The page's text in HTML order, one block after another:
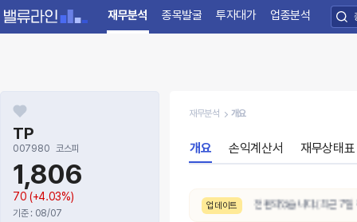
재무분석 종목발굴 투자대가 업종분석
TP
007980 코스피
1,806
70 (+4.03%)
기준 : 08/07
재무분석 개요
개요 손익계산서 재무상태표
업데이트
8/6. 주가추세(3개월)가 약세 → 중립 으로 전환되었습니다.(최근 7일 주가